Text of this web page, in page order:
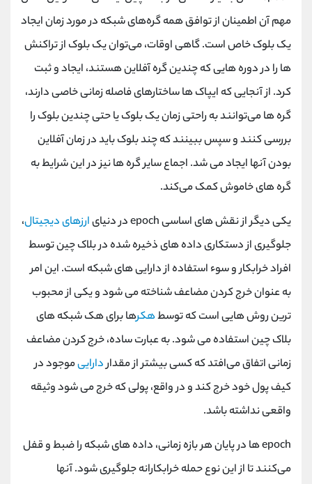
مهم آن اطمینان از توافق همه گره‌های شبکه در مورد زمان ایجاد
یک بلوک خاص است. گاهی اوقات، می‌توان یک بلوک از تراکنش
‌ها را در دوره ‌هایی که چندین گره آفلاین هستند، ایجاد و ثبت
کرد. از آنجایی که ایپاک ها ساختارهای فاصله زمانی خاصی دارند،
گره ‌ها می‌توانند به راحتی زمان یک بلوک یا حتی چندین بلوک را
بررسی کنند و سپس ببینند که چند بلوک باید در زمان آفلاین
بودن آنها ایجاد می ‌شد. اجماع سایر گره‌ ها نیز در این شرایط به
گره ‌های خاموش کمک می‌کند.
یکی دیگر از نقش ‌های اساسی epoch در دنیای
ارزهای دیجیتال،
جلوگیری از دستکاری داده ‌های ذخیره شده در بلاک چین توسط
افراد خرابکار و سوء استفاده از دارایی ‌های شبکه است. این امر
به عنوان خرج کردن مضاعف شناخته می ‌شود و یکی از محبوب‌
ترین روش‌ هایی است که توسطهکرها برای هک شبکه‌ های
بلاک چین استفاده می‌ شود. به عبارت ساده، خرج کردن مضاعف
زمانی اتفاق می‌افتد که کسی بیشتر از مقدارداراییموجود در
کیف پول خود خرج کند و در واقع، پولی که خرج می‌ شود وثیقه
واقعی نداشته باشد.
epoch ها در پایان هر بازه زمانی، داده ‌های شبکه را ضبط و قفل
می‌کنند تا از این نوع حمله خرابکارانه جلوگیری شود. آنها